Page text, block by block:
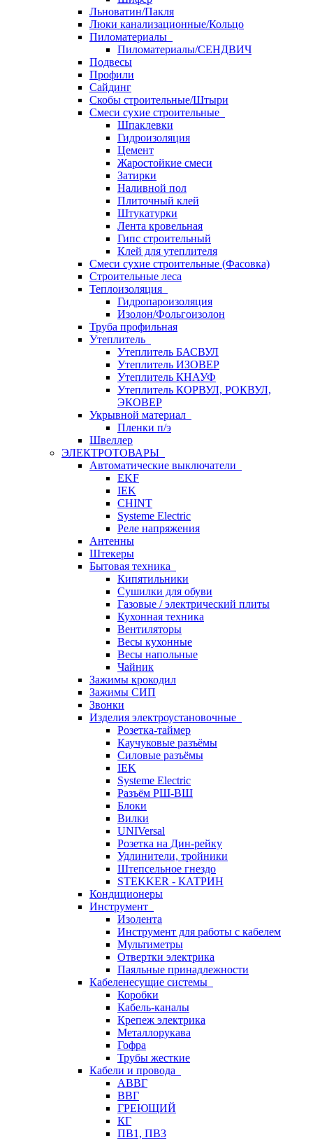
Льноватин/Пакля
Люки канализационные/Кольцо
Пиломатериалы
Пиломатериалы/СЕНДВИЧ
Подвесы
Профили
Сайдинг
Скобы строительные/Штыри
Смеси сухие строительные
Шпаклевки
Гидроизоляция
Цемент
Жаростойкие смеси
Затирки
Наливной пол
Плиточный клей
Штукатурки
Лента кровельная
Гипс строительный
Клей для утеплителя
Смеси сухие строительные (Фасовка)
Строительные леса
Теплоизоляция
Гидропароизоляция
Изолон/Фольгоизолон
Труба профильная
Утеплитель
Утеплитель БАСВУЛ
Утеплитель ИЗОВЕР
Утеплитель КНАУФ
Утеплитель КОРВУЛ, РОКВУЛ,
ЭКОВЕР
Укрывной материал
Пленки п/э
Швеллер
ЭЛЕКТРОТОВАРЫ
Автоматические выключатели
EKF
IEK
CHINT
Systeme Electric
Реле напряжения
Антенны
Штекеры
Бытовая техника
Кипятильники
Сушилки для обуви
Газовые / электрический плиты
Кухонная техника
Вентиляторы
Весы кухонные
Весы напольные
Чайник
Зажимы крокодил
Зажимы СИП
Звонки
Изделия электроустановочные
Розетка-таймер
Каучуковые разъёмы
Силовые разъёмы
IEK
Systeme Electric
Разъём РШ-ВШ
Блоки
Вилки
UNIVersal
Розетка на Дин-рейку
Удлинители, тройники
Штепсельное гнездо
STEKKER - КАТРИН
Кондиционеры
Инструмент
Изолента
Инструмент для работы с кабелем
Мультиметры
Отвертки электрика
Паяльные принадлежности
Кабеленесущие системы
Коробки
Кабель-каналы
Крепеж электрика
Металлорукава
Гофра
Трубы жесткие
Кабели и провода
АВВГ
ВВГ
ГРЕЮЩИЙ
КГ
ПВ1, ПВ3